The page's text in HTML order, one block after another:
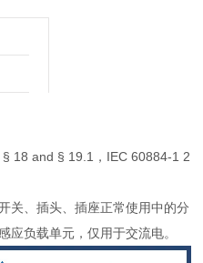
18 and § 19.1，IEC 60884-1 2
关、插头、插座正常使用中的分
应负载单元，仅用于交流电。